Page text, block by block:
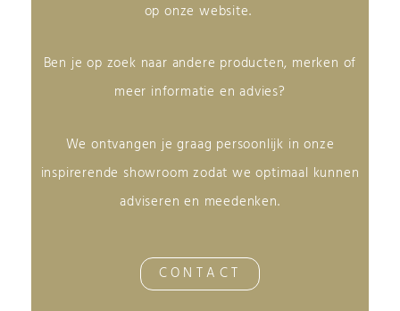
op onze website.
Ben je op zoek naar andere producten, merken of
meer informatie en advies?
We ontvangen je graag persoonlijk in onze
inspirerende showroom zodat we optimaal kunnen
adviseren en meedenken.
CONTACT